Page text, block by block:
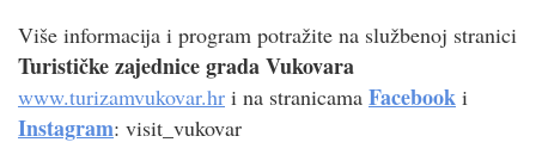
Više informacija i program potražite na službenoj stranici
Turističke zajednice grada Vukovara
www.turizamvukovar.hr i na stranicama Facebook i
Instagram: visit_vukovar